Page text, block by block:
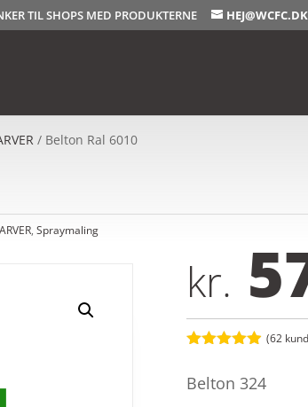
TIL SHOPS MED PRODUKTERNE HEJ@WCFC.DK
/ Belton Ral 6010
,Spraymaling
kr.
ud af 5
(62
Belton 324